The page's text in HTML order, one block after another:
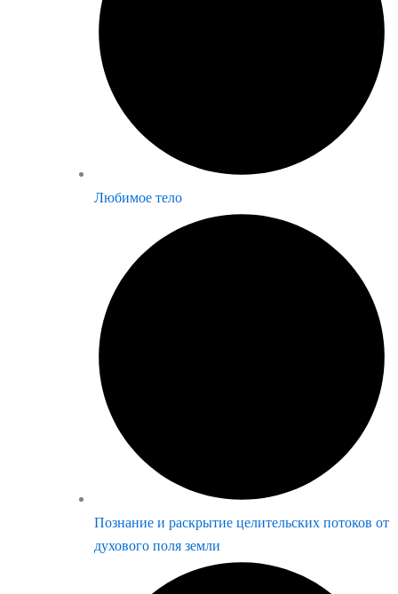
Любимое тело
Познание и раскрытие целительских потоков от
духового поля земли